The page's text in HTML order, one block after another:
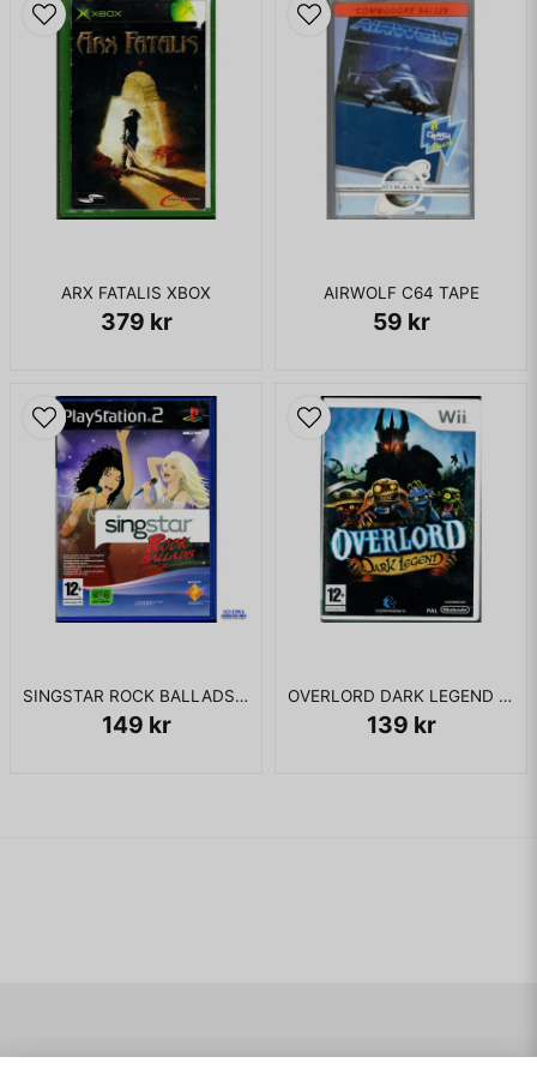
ARX FATALIS XBOX
379 kr
AIRWOLF C64 TAPE
59 kr
SINGSTAR ROCK BALLADS PS2
149 kr
OVERLORD DARK LEGEND WII
139 kr
bakgrundsmusik som ingjuter oro. Snart upptäcker Samus en
grotta som hon rusar in i, men även här är allt dött. Hon tar
sig vidare ned till de nivåer där hon slogs mot Moderhjärnan i
det första Metroid, men hon möter samma syn. Tomhet,
tystnad och ödeläggelse. Vad har hänt på planeten Zebes?
Tempot håller ångan uppe genom hela äventyret
Super Metroid är dock inte bara atmosfär. Det här är ett
sig man söker skydd från ösregnet på Crateria, konfronterar
biologiska livsformer i Brinstar eller tar försiktiga steg i
på sin väg, vilket behövs mot alla groteska monster som
väntar på henne.
Gillar man spännande äventyr får man bara inte missa Super
Metroid. Det här är tv-spelshistoria i spelbar form och har
man inte upplevt Super Metroid så har man inte spelat ett av
de bästa spelen som 90-talet bjöd på.
Box: SNSP-RI-SCN
Manual: SNSP-RI-SCN
KOMPLETT I BOX - OK BOX - OK MANUAL MED